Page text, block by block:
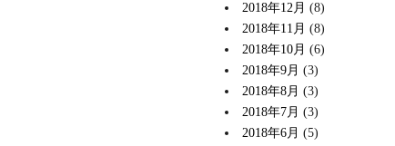
2018年12月 (8)
2018年11月 (8)
2018年10月 (6)
2018年9月 (3)
2018年8月 (3)
2018年7月 (3)
2018年6月 (5)